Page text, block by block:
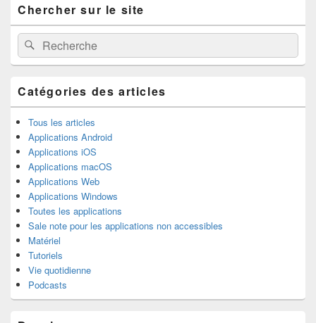
principale
de
widget
pour
la
latérale
Chercher sur le site
Recherche :Rechercher
Catégories des articles
Tous les articles
Applications Android
Applications iOS
Applications macOS
Applications Web
Applications Windows
Toutes les applications
Sale note pour les applications non accessibles
Matériel
Tutoriels
Vie quotidienne
Podcasts